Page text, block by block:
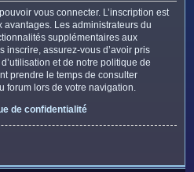
vous connecter. L’inscription est
Les administrateurs du
supplémentaires aux
inscrire, assurez-vous d’avoir pris
et de notre politique de
prendre le temps de consulter
forum lors de votre navigation.
de confidentialité